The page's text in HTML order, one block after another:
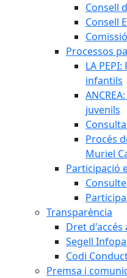
Consell
Consell
Processos
LA
infantils
juvenils
Procés
Muriel
Participació
Transparència
Dret
Segell
Codi
Premsa i